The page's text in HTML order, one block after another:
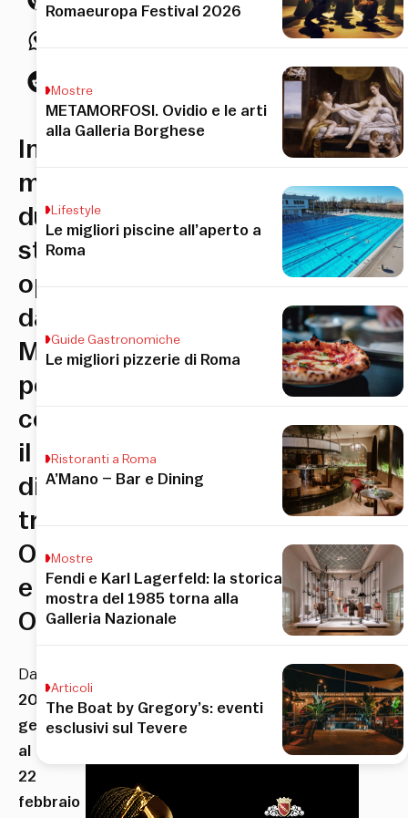
In
mostra
due
straordinarie
opere
dalla
Mongolia
per
celebrare
il
dialogo
tra
Oriente
e
Occidente
Dal
20
gennaio
al
22
febbraio
Romaeuropa Festival 2026
Mostre
METAMORFOSI. Ovidio e le arti
alla Galleria Borghese
Lifestyle
Le migliori piscine all’aperto a
Roma
Guide Gastronomiche
Le migliori pizzerie di Roma
Ristoranti a Roma
A’Mano – Bar e Dining
Mostre
Fendi e Karl Lagerfeld: la storica
mostra del 1985 torna alla
Galleria Nazionale
Articoli
The Boat by Gregory’s: eventi
esclusivi sul Tevere